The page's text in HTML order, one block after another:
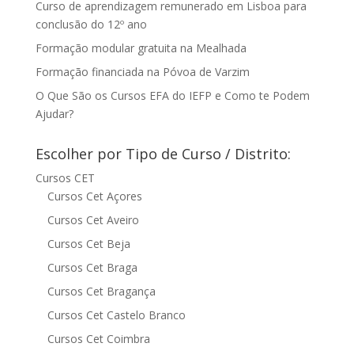
Curso de aprendizagem remunerado em Lisboa para
conclusão do 12º ano
Formação modular gratuita na Mealhada
Formação financiada na Póvoa de Varzim
O Que São os Cursos EFA do IEFP e Como te Podem
Ajudar?
Escolher por Tipo de Curso / Distrito:
Cursos CET
Cursos Cet Açores
Cursos Cet Aveiro
Cursos Cet Beja
Cursos Cet Braga
Cursos Cet Bragança
Cursos Cet Castelo Branco
Cursos Cet Coimbra